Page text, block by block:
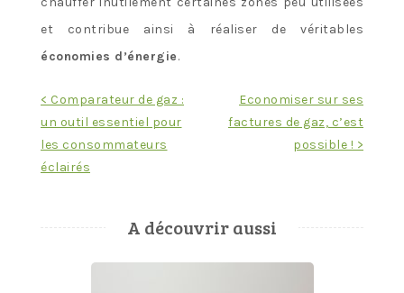
et contribue ainsi à réaliser de véritables
économies d’énergie.
Navigation
l’article
< Comparateur de gaz :
un outil essentiel pour
les consommateurs
éclairés
Economiser sur ses
factures de gaz, c’est
possible ! >
A découvrir aussi